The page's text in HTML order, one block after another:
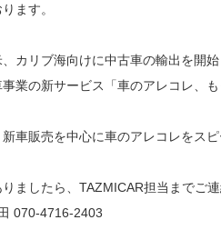
ます。
カリブ海向けに中古車の輸出を開始
業の新サービス「車のアレコレ、
車販売を中心に車のアレコレをスピ
ましたら、TAZMICAR担当までご連
070-4716-2403